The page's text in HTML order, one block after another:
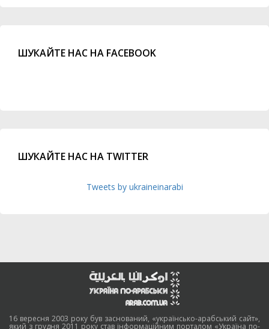
ШУКАЙТЕ НАС НА FACEBOOK
ШУКАЙТЕ НАС НА TWITTER
Tweets by ukraineinarabi
16 вересня 2003 року був заснований, «українсько-арабський сайт»,
який з грудня 2011 року став інформаційним порталом «Україна по-